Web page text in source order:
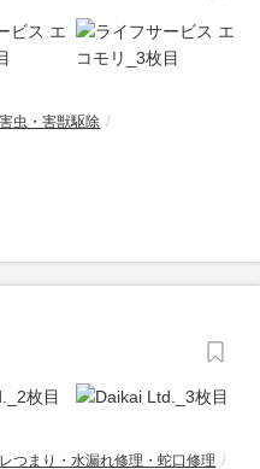
害虫・害獣駆除
レつまり・水漏れ修理・蛇口修理